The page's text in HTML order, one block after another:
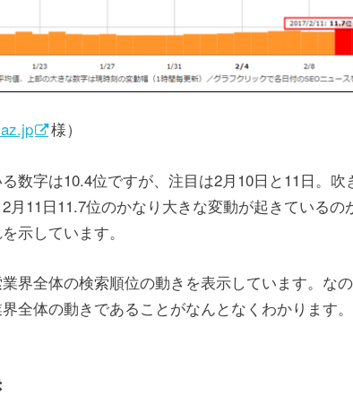
様）
数字は10.4位ですが、注目は2月10日と11日。
月11日11.7位のかなり大きな変動が起きている
示しています。
界全体の検索順位の動きを表示しています。な
全体の動きであることがなんとなくわかります。